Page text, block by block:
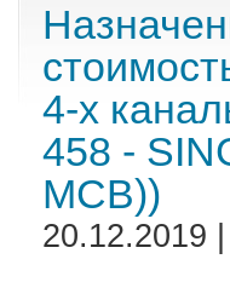
4-х
458 -
MCB))
20.12.2019